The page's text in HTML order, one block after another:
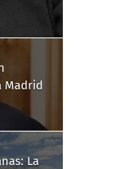
Madrid
La